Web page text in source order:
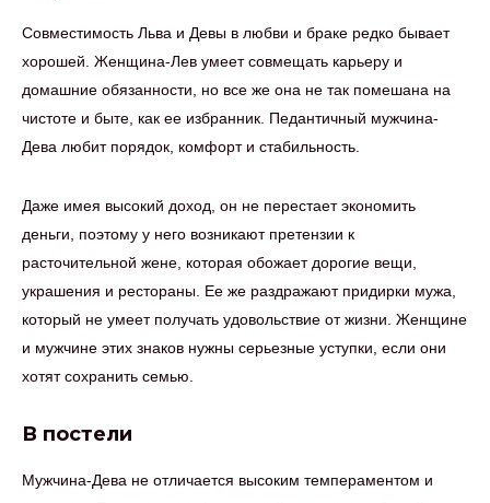
Совместимость Льва и Девы в любви и браке редко бывает
хорошей. Женщина-Лев умеет совмещать карьеру и
домашние обязанности, но все же она не так помешана на
чистоте и быте, как ее избранник. Педантичный мужчина-
Дева любит порядок, комфорт и стабильность.
Даже имея высокий доход, он не перестает экономить
деньги, поэтому у него возникают претензии к
расточительной жене, которая обожает дорогие вещи,
украшения и рестораны. Ее же раздражают придирки мужа,
который не умеет получать удовольствие от жизни. Женщине
и мужчине этих знаков нужны серьезные уступки, если они
хотят сохранить семью.
В постели
Мужчина-Дева не отличается высоким темпераментом и